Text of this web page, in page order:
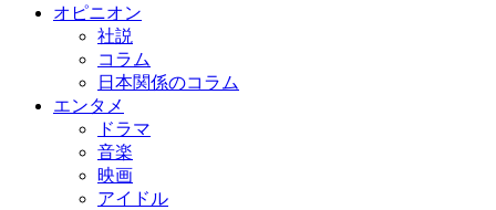
オピニオン
社説
コラム
日本関係のコラム
エンタメ
ドラマ
音楽
映画
アイドル